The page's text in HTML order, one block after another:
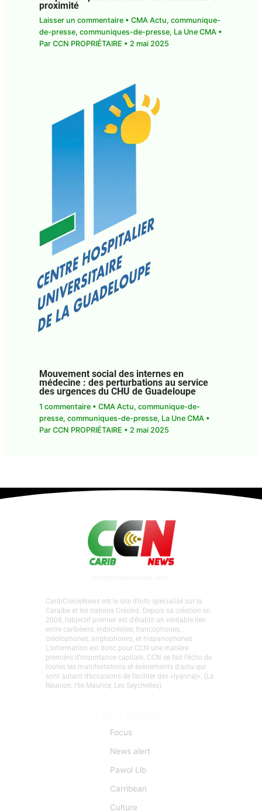
Laisser un commentaire
communique-de-presse , communiques-de-
presse,La Une CMA• Par CCN PROPRIÉTAIRE• 2
mai 2025
Mouvement social des internes en
médecine : des perturbations au service
des urgences du CHU de Guadeloupe
1 commentaire • CMA Actu, communique-de-
presse, communiques-de-presse, La Une CMA •
Par CCN PROPRIÉTAIRE • 2 mai 2025
CaribCreoleNews est le site d’info spécialisé sur la
Caraïbe et les nations Créoles. Depuis sa création en
2008, l’objectif premier est d’établir un véritable lien
entre caribéens, indocréoles, francophones,
créolophones, anglophones, et hispanophones.
L’information est donc pour CCN une matière
première d’importance capitale. CCN se fait l’écho de
toutes les manifestations et évènements d'actu qui
sont autant d’occasions de faciliter des «lyannaj». (La
Réunion, l'Ile Maurice, Les Seychelles)
Focus
News alert
Pawol Lib
Carribean
Culture